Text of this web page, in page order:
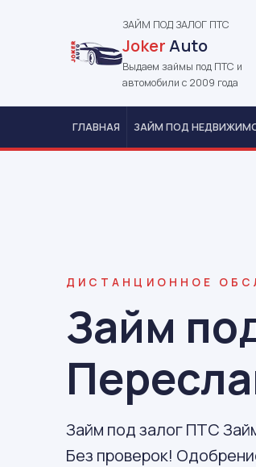
ЗАЙМ ПОД ЗАЛОГ ПТС
JokerAuto
Выдаем займы под ПТС и
автомобили с 2009 года
ГЛАВНАЯ ЗАЙМ ПОД
ДИСТАНЦИОННОЕ
Займ
Займ под залог ПТС
Без проверок!